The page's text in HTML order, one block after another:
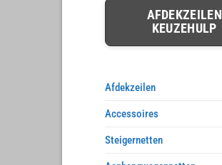
AFDEKZEILEN
KEUZEHULP
Afdekzeilen
Accessoires
Steigernetten